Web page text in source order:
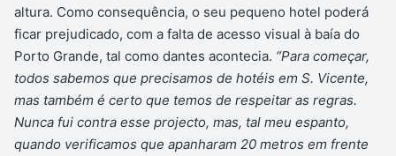
altura. Como consequência, o seu pequeno hotel poderá
ficar prejudicado, com a falta de acesso visual à baía do
Porto Grande, tal como dantes acontecia. “Para começar,
todos sabemos que precisamos de hotéis em S. Vicente,
mas também é certo que temos de respeitar as regras.
Nunca fui contra esse projecto, mas, tal meu espanto,
quando verificamos que apanharam 20 metros em frente